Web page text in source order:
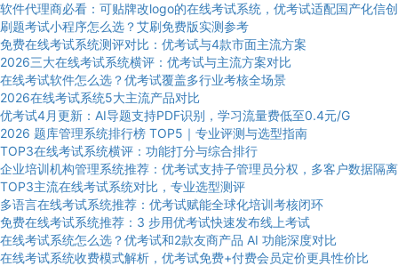
软件代理商必看：可贴牌改logo的在线考试系统，优考试适配国产化信创
刷题考试小程序怎么选？艾刷免费版实测参考
免费在线考试系统测评对比：优考试与4款市面主流方案
2026三大在线考试系统横评：优考试与主流方案对比
在线考试软件怎么选？优考试覆盖多行业考核全场景
2026在线考试系统5大主流产品对比
优考试4月更新：AI导题支持PDF识别，学习流量费低至0.4元/G
2026 题库管理系统排行榜 TOP5｜专业评测与选型指南
TOP3在线考试系统横评：功能打分与综合排行
企业培训机构管理系统推荐：优考试支持子管理员分权，多客户数据隔离
TOP3主流在线考试系统对比，专业选型测评
多语言在线考试系统推荐：优考试赋能全球化培训考核闭环
免费在线考试系统推荐：3 步用优考试快速发布线上考试
在线考试系统怎么选？优考试和2款友商产品 AI 功能深度对比
在线考试系统收费模式解析，优考试免费+付费会员定价更具性价比